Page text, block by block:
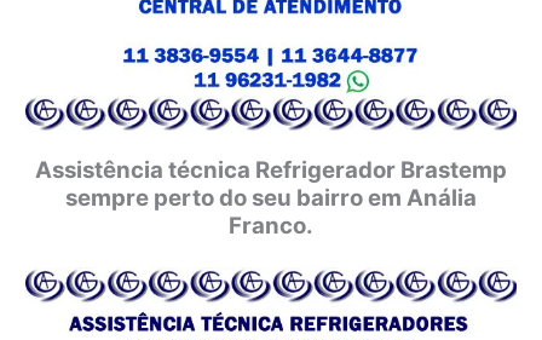
Assistência técnica Refrigerador Brastemp
sempre perto do seu bairro em Anália
Franco.